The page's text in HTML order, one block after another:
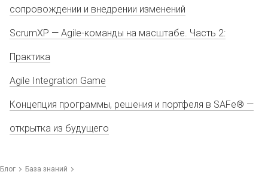
сопровождении и внедрении изменений
ScrumXP — Agile-команды на масштабе. Часть 2:
Практика
Agile Integration Game
Концепция программы, решения и портфеля в SAFe® —
открытка из будущего
Блог База знаний